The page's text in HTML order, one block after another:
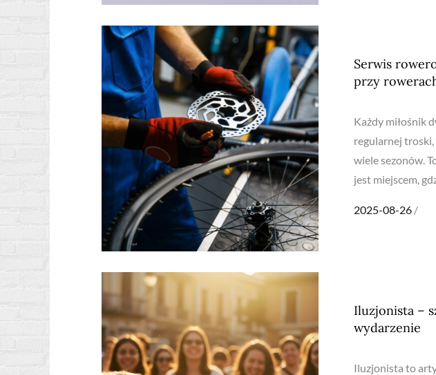
Serwis
przy
Każdy miłośnik
regularnej troski,
wiele sezonów.
jest miejscem,
Posted
2025-08-26
Iluzjonista –
wydarzenie
Iluzjonista to